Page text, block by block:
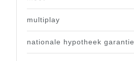
multiplay
nationale hypotheek garantie